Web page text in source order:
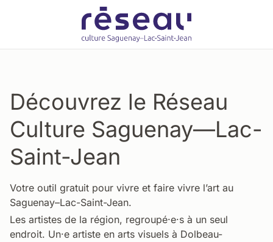
Découvrez le Réseau
Culture Saguenay—Lac-
Saint-Jean
Votre outil gratuit pour vivre et faire vivre l’art au
Saguenay–Lac-Saint-Jean.
Les artistes de la région, regroupé·e·s à un seul
endroit. Un·e artiste en arts visuels à Dolbeau-